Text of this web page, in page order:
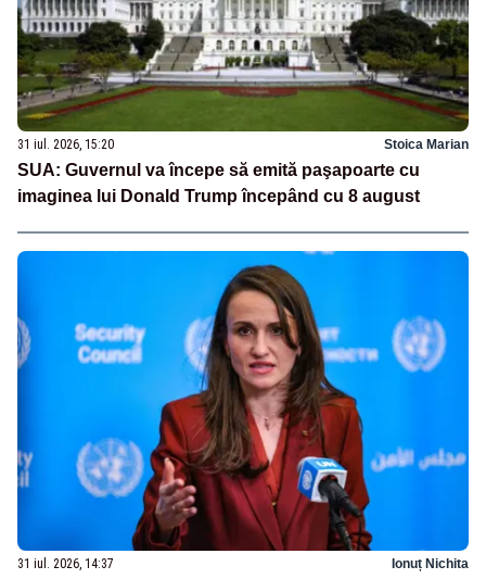
31 iul. 2026, 15:20 Stoica Marian
SUA: Guvernul va începe să emită paşapoarte cu
imaginea lui Donald Trump începând cu 8 august
31 iul. 2026, 14:37 Ionuț Nichita